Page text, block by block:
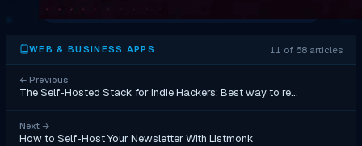
WEB & BUSINESS APPS 11 of 68 articles
← Previous
The Self-Hosted Stack for Indie Hackers: Best way to re…
Next →
How to Self-Host Your Newsletter With Listmonk